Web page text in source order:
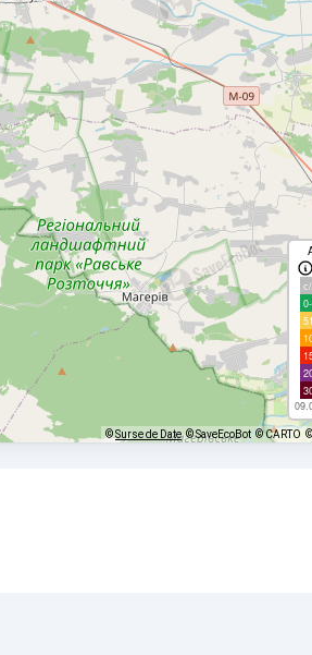
©Surse de Date © SaveEcoBot © CARTO